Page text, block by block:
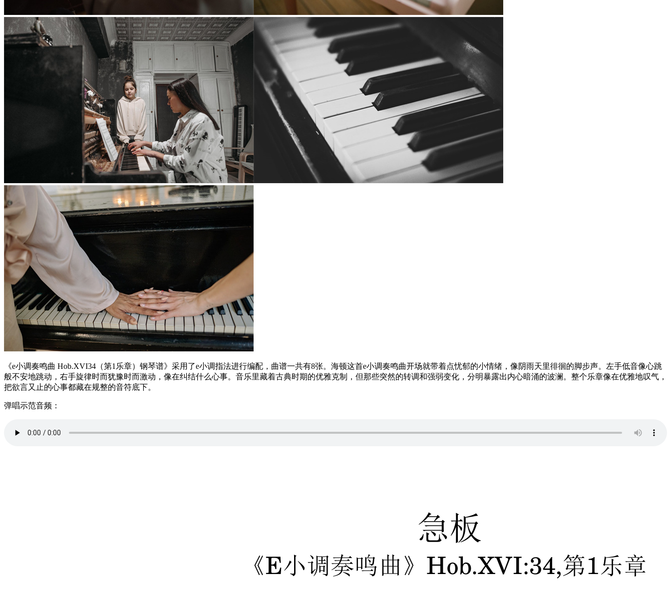
《e小调奏鸣曲 Hob.XVI34（第1乐章）钢琴谱》采用了e小调指法进行编配，曲谱一共有8张。海顿这首e小调奏鸣曲开场就带着点忧郁的小情绪，像阴雨天里徘徊的脚步声。左手低音像心跳
般不安地跳动，右手旋律时而犹豫时而激动，像在纠结什么心事。音乐里藏着古典时期的优雅克制，但那些突然的转调和强弱变化，分明暴露出内心暗涌的波澜。整个乐章像在优雅地叹气，
把欲言又止的心事都藏在规整的音符底下。
弹唱示范音频：